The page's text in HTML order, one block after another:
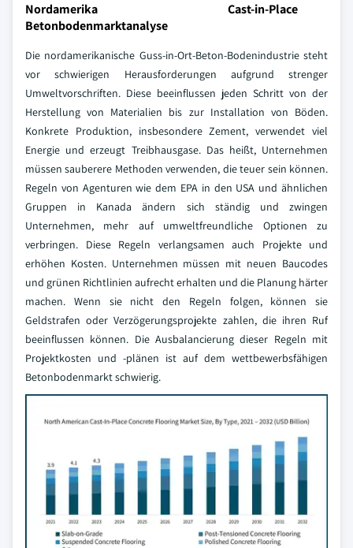
Nordamerika Cast-in-Place
Betonbodenmarktanalyse
Die nordamerikanische Guss-in-Ort-Beton-Bodenindustrie steht
vor schwierigen Herausforderungen aufgrund strenger
Umweltvorschriften. Diese beeinflussen jeden Schritt von der
Herstellung von Materialien bis zur Installation von Böden.
Konkrete Produktion, insbesondere Zement, verwendet viel
Energie und erzeugt Treibhausgase. Das heißt, Unternehmen
müssen sauberere Methoden verwenden, die teuer sein können.
Regeln von Agenturen wie dem EPA in den USA und ähnlichen
Gruppen in Kanada ändern sich ständig und zwingen
Unternehmen, mehr auf umweltfreundliche Optionen zu
verbringen. Diese Regeln verlangsamen auch Projekte und
erhöhen Kosten. Unternehmen müssen mit neuen Baucodes
und grünen Richtlinien aufrecht erhalten und die Planung härter
machen. Wenn sie nicht den Regeln folgen, können sie
Geldstrafen oder Verzögerungsprojekte zahlen, die ihren Ruf
beeinflussen können. Die Ausbalancierung dieser Regeln mit
Projektkosten und -plänen ist auf dem wettbewerbsfähigen
Betonbodenmarkt schwierig.